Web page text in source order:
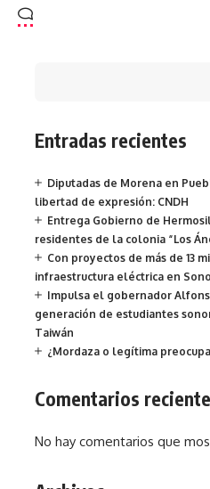
Entradas recientes
Diputadas de Morena en
libertad de expresión: CNDH
Entrega Gobierno de
residentes de la colonia “Los
Con proyectos de más de 13
infraestructura eléctrica en
Impulsa el gobernador
generación de estudiantes
Taiwán
¿Mordaza o legítima
Comentarios
No hay comentarios que